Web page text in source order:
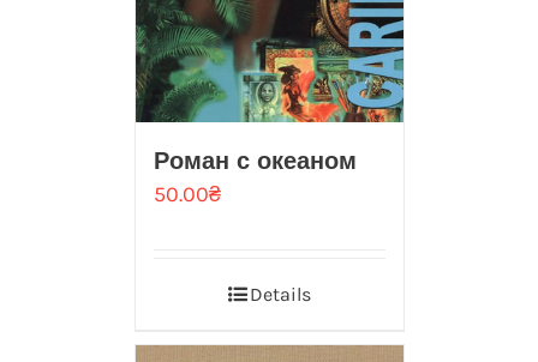
Роман с океаном
50.00₴
Details